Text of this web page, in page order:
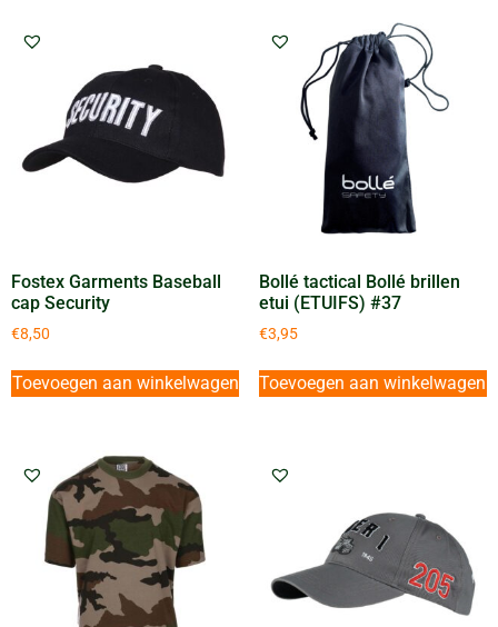
Fostex Garments Baseball
cap Security
€8,50
Toevoegen aan winkelwagen
Bollé tactical Bollé brillen
etui (ETUIFS) #37
€3,95
Toevoegen aan winkelwagen